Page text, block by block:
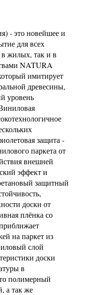
- это новейшее и
для всех
жилых, так и в
NATURA
имитирует
древесины,
уровень
защита -
паркета от
внешней
эффект и
защитный
доски от
плёнка со
на паркет из
слой
доски
в
полимерный
а так же